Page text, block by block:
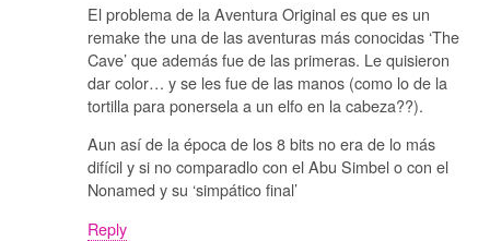
El problema de la Aventura Original es que es un
remake the una de las aventuras más conocidas ‘The
Cave’ que además fue de las primeras. Le quisieron
dar color… y se les fue de las manos (como lo de la
tortilla para ponersela a un elfo en la cabeza??).
Aun así de la época de los 8 bits no era de lo más
difícil y si no comparadlo con el Abu Simbel o con el
Nonamed y su ‘simpático final’
Reply